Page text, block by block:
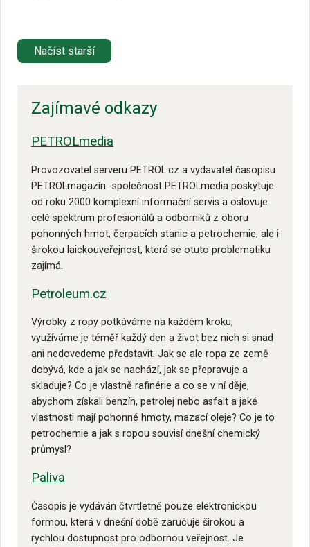
Načíst starší
Zajímavé odkazy
PETROLmedia
Provozovatel serveru PETROL.cz a vydavatel časopisu
PETROLmagazín -společnost PETROLmedia poskytuje
od roku 2000 komplexní informační servis a oslovuje
celé spektrum profesionálů a odborníků z oboru
pohonných hmot, čerpacích stanic a petrochemie, ale i
širokou laickouveřejnost, která se otuto problematiku
zajímá.
Petroleum.cz
Výrobky z ropy potkáváme na každém kroku,
využíváme je téměř každý den a život bez nich si snad
ani nedovedeme představit. Jak se ale ropa ze země
dobývá, kde a jak se nachází, jak se přepravuje a
skladuje? Co je vlastně rafinérie a co se v ní děje,
abychom získali benzín, petrolej nebo asfalt a jaké
vlastnosti mají pohonné hmoty, mazací oleje? Co je to
petrochemie a jak s ropou souvisí dnešní chemický
průmysl?
Paliva
Časopis je vydáván čtvrtletně pouze elektronickou
formou, která v dnešní době zaručuje širokou a
rychlou dostupnost pro odbornou veřejnost. Je